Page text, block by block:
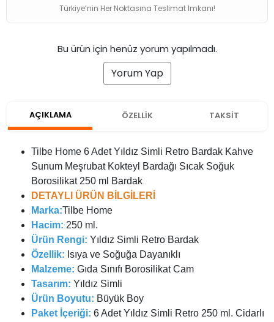
Türkiye’nin Her Noktasına Teslimat İmkanı!
Bu ürün için henüz yorum yapılmadı.
Yorum Yap
AÇIKLAMA ÖZELLİK TAKSİT
Tilbe Home 6 Adet Yıldız Simli Retro Bardak Kahve
Sunum Meşrubat Kokteyl Bardağı Sıcak Soğuk
Borosilikat 250 ml Bardak
DETAYLI ÜRÜN BİLGİLERİ
Marka:Tilbe Home
Hacim: 250 ml.
Ürün Rengi: Yıldız Simli Retro Bardak
Özellik: Isıya ve Soğuğa Dayanıklı
Malzeme: Gıda Sınıfı Borosilikat Cam
Tasarım: Yıldız Simli
Ürün Boyutu: Büyük Boy
Paket İçeriği: 6 Adet Yıldız Simli Retro 250 ml. Cidarlı